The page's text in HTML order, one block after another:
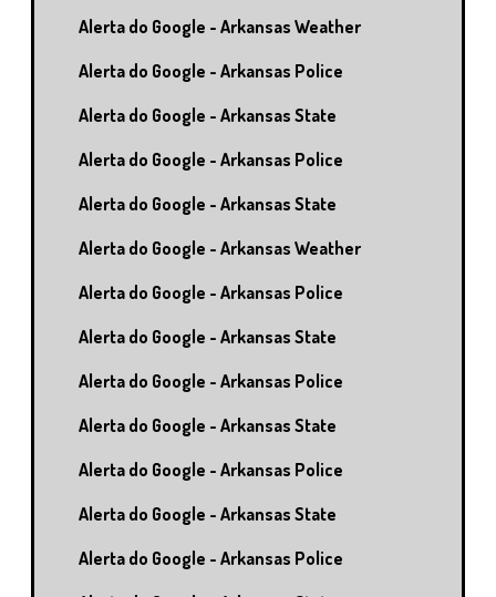
Alerta do Google - Arkansas Weather
Alerta do Google - Arkansas Police
Alerta do Google - Arkansas State
Alerta do Google - Arkansas Police
Alerta do Google - Arkansas State
Alerta do Google - Arkansas Weather
Alerta do Google - Arkansas Police
Alerta do Google - Arkansas State
Alerta do Google - Arkansas Police
Alerta do Google - Arkansas State
Alerta do Google - Arkansas Police
Alerta do Google - Arkansas State
Alerta do Google - Arkansas Police